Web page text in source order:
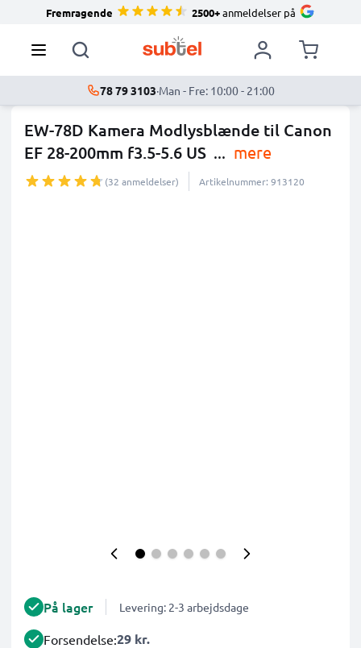
Fremragende 2500+anmeldelser på
78 79 3103·Man - Fre: 10:00 - 21:00
EW-78D Kamera Modlysblænde til Canon
EF 28-200mm f3.5-5.6 US ... mere
(32 anmeldelser) Artikelnummer: 913120
På lager Levering: 2-3 arbejdsdage
Forsendelse:29 kr.